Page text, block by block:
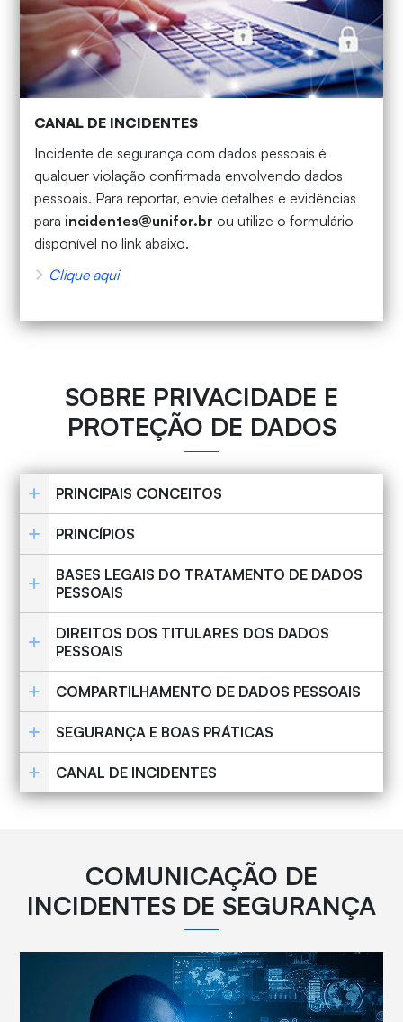
CANAL DE INCIDENTES
Incidente de segurança com dados pessoais é
qualquer violação confirmada envolvendo dados
pessoais. Para reportar, envie detalhes e evidências
para incidentes@unifor.br ou utilize o formulário
disponível no link abaixo.
Clique aqui
SOBRE PRIVACIDADE E
PROTEÇÃO DE DADOS
PRINCIPAIS CONCEITOS
PRINCÍPIOS
BASES LEGAIS DO TRATAMENTO DE DADOS
PESSOAIS
DIREITOS DOS TITULARES DOS DADOS
PESSOAIS
COMPARTILHAMENTO DE DADOS PESSOAIS
SEGURANÇA E BOAS PRÁTICAS
CANAL DE INCIDENTES
COMUNICAÇÃO DE
INCIDENTES DE SEGURANÇA